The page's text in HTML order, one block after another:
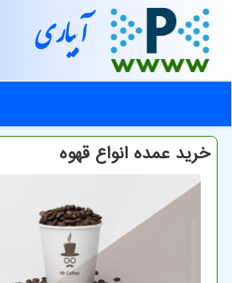
آبیاری
خرید عمده انواع قهوه